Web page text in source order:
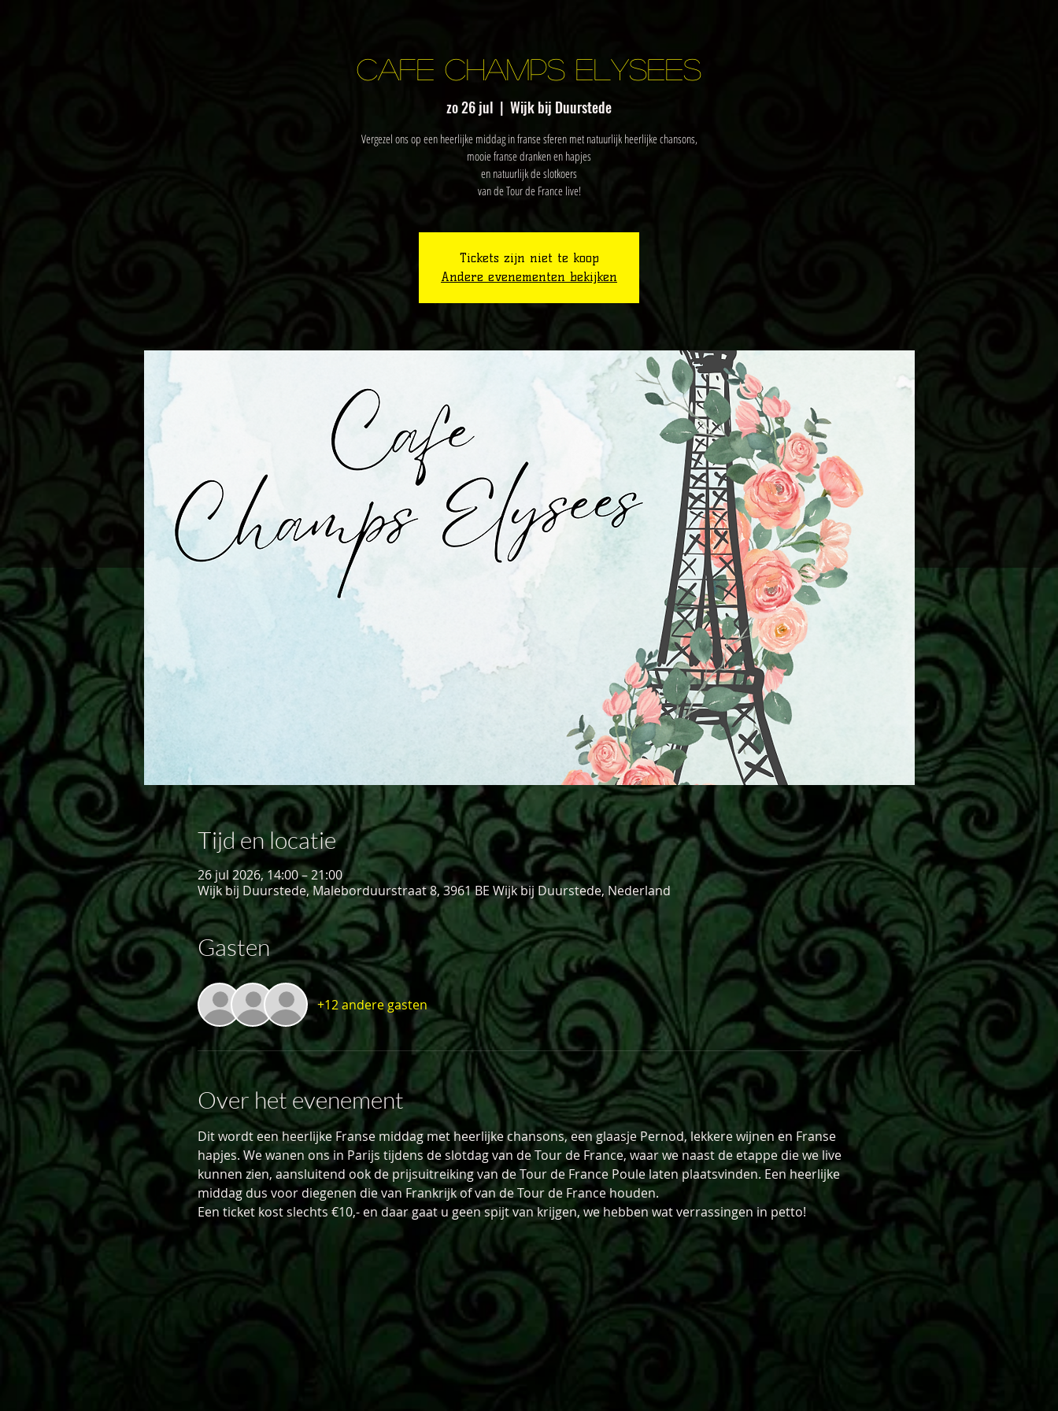
Cafe Champs Elysees
zo 26 jul
  |
Wijk bij Duurstede
Vergezel ons op een heerlijke middag in franse sferen met natuurlijk heerlijke chansons,
mooie franse dranken en hapjes
en natuurlijk de slotkoers
van de Tour de France live!
Tickets zijn niet te koop
Andere evenementen bekijken
Tijd en locatie
26 jul 2026, 14:00 – 21:00
Wijk bij Duurstede, Maleborduurstraat 8, 3961 BE Wijk bij Duurstede, Nederland
Gasten
+12 andere gasten
Over het evenement
Dit wordt een heerlijke Franse middag met heerlijke chansons, een glaasje Pernod, lekkere wijnen en Franse
hapjes. We wanen ons in Parijs tijdens de slotdag van de Tour de France, waar we naast de etappe die we live
kunnen zien, aansluitend ook de prijsuitreiking van de Tour de France Poule laten plaatsvinden. Een heerlijke
middag dus voor diegenen die van Frankrijk of van de Tour de France houden.
Een ticket kost slechts €10,- en daar gaat u geen spijt van krijgen, we hebben wat verrassingen in petto!